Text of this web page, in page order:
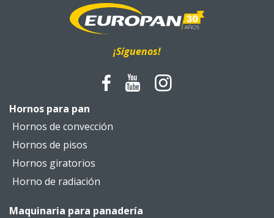
¡Síguenos!
Hornos para pan
Hornos de convección
Hornos de pisos
Hornos giratorios
Horno de radiación
Maquinaria para panadería